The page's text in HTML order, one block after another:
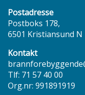
Postadresse
Postboks 178,
6501 Kristiansund N
Kontakt
Tlf: 71 57 40 00
Org.nr: 991891919